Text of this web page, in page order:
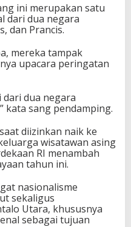
ini merupakan satu
dari dua negara
dan Prancis.
mereka tampak
upacara peringatan
dua negara
kata sang pendamping.
diizinkan naik ke
wisatawan asing
RI menambah
tahun ini.
nasionalisme
sekaligus
Utara, khususnya
sebagai tujuan